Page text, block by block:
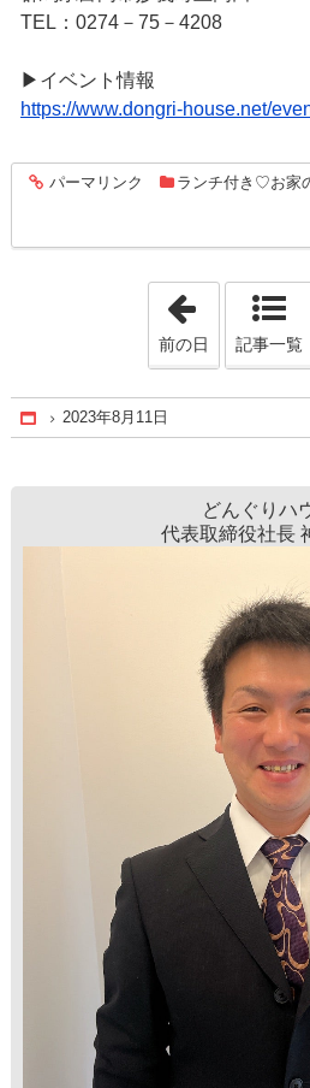
TEL：0274－75－4208
▶イベント情報
https://www.dongri-house.net/
entry329
パーマリンク ランチ付き♡お家
「2023年8
前の日 記事一覧
Home
2023年8月11日
どんぐりハ
代表取締役社長